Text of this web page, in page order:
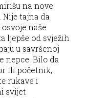
na nove
tajna da
naše
ljepše od svježih
u savršenoj
nepce. Bilo da
ili početnik,
rukave i
svijet